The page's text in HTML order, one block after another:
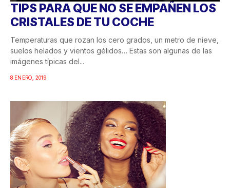
TIPS PARA QUE NO SE EMPAÑEN LOS
CRISTALES DE TU COCHE
Temperaturas que rozan los cero grados, un metro de nieve,
suelos helados y vientos gélidos… Estas son algunas de las
imágenes típicas del...
8 ENERO, 2019